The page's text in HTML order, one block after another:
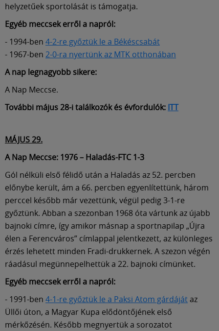
helyzetűek sportolását is támogatja.
Egyéb meccsek erről a napról:
- 1994-ben 4-2-re győztük le a Békéscsabát
- 1967-ben 2-0-ra nyertünk az MTK otthonában
A nap legnagyobb sikere:
A Nap Meccse.
További május 28-i találkozók és évfordulók: ITT
MÁJUS 29.
A Nap Meccse: 1976 – Haladás-FTC 1-3
Gól nélküli első félidő után a Haladás az 52. percben
előnybe került, ám a 66. percben egyenlítettünk, három
perccel később már vezettünk, végül pedig 3-1-re
győztünk. Abban a szezonban 1968 óta vártunk az újabb
bajnoki címre, így amikor másnap a sportnapilap „Újra
élen a Ferencváros” címlappal jelentkezett, az különleges
érzés lehetett minden Fradi-drukkernek. A szezon végén
ráadásul megünnepelhettük a 22. bajnoki címünket.
Egyéb meccsek erről a napról:
- 1991-ben 4-1-re győztük le a Paksi Atom gárdájátaz
Üllői úton, a Magyar Kupa elődöntőjének első
mérkőzésén. Később megnyertük a sorozatot